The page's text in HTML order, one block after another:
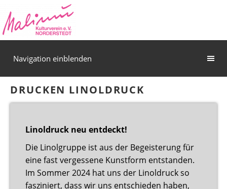
Navigation einblenden
DRUCKEN LINOLDRUCK
Linoldruck neu entdeckt!
Die Linolgruppe ist aus der Begeisterung für
eine fast vergessene Kunstform entstanden.
Im Sommer 2024 hat uns der Linoldruck so
fasziniert, dass wir uns entschieden haben,